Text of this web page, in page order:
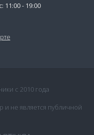
11:00 - 19:00
с 2010 года
и не является публичной